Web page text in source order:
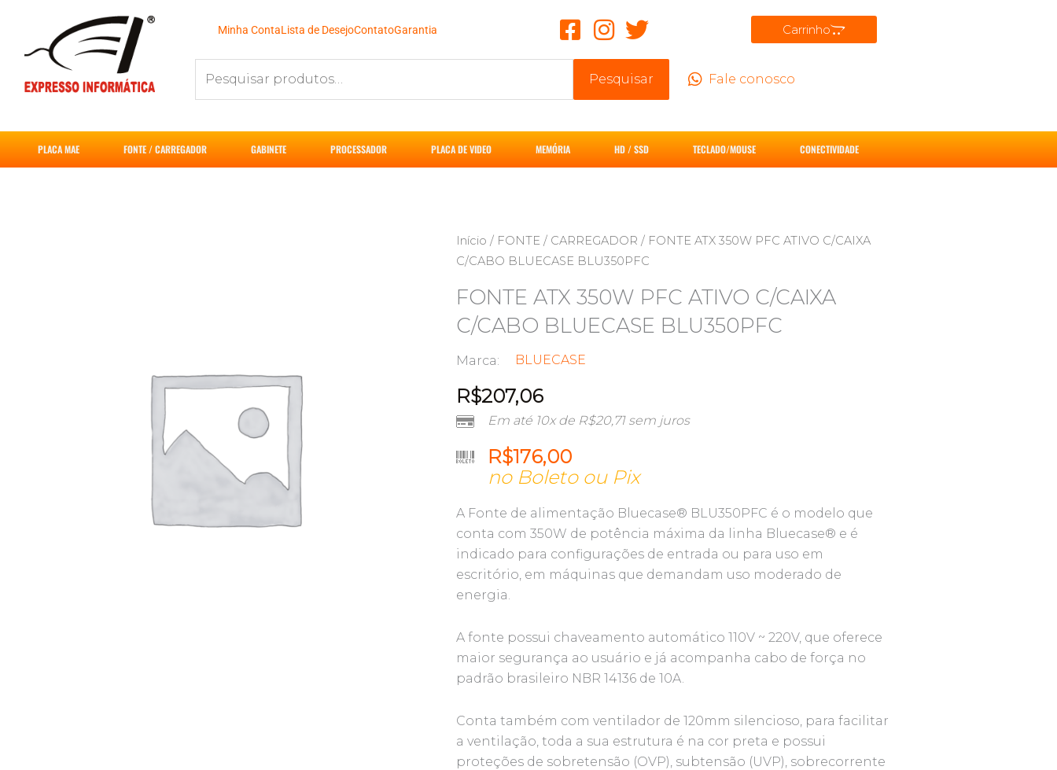
conteúdo
Minha ContaLista de DesejoContatoGarantia Carrinho
por:
Pesquisar Fale conosco
PLACA MAE FONTE / CARREGADOR GABINETE PROCESSADOR PLACA DE VIDEO MEMÓRIA HD / SSD TECLADO/MOUSE CONECTIVIDADE
Início / FONTE / CARREGADOR / FONTE ATX 350W PFC ATIVO C/CAIXA
C/CABO BLUECASE BLU350PFC
FONTE ATX 350W PFC ATIVO C/CAIXA
C/CABO BLUECASE BLU350PFC
Marca: BLUECASE
R$207,06
Em até 10x de R$20,71sem juros
R$176,00
no Boleto ou Pix
A Fonte de alimentação Bluecase® BLU350PFC é o modelo que
conta com 350W de potência máxima da linha Bluecase® e é
indicado para configurações de entrada ou para uso em
escritório, em máquinas que demandam uso moderado de
energia.
A fonte possui chaveamento automático 110V ~ 220V, que oferece
maior segurança ao usuário e já acompanha cabo de força no
padrão brasileiro NBR 14136 de 10A.
Conta também com ventilador de 120mm silencioso, para facilitar
a ventilação, toda a sua estrutura é na cor preta e possui
proteções de sobretensão (OVP), subtensão (UVP), sobrecorrente